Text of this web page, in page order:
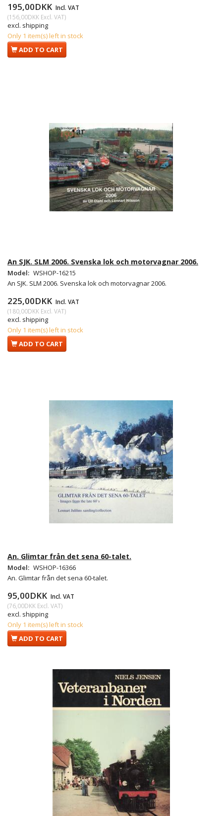
195,00DKK Incl. VAT
(156,00DKK Excl. VAT)
excl. shipping
Only 1 item(s) left in stock
ADD TO CART
An SJK. SLM 2006. Svenska lok och motorvagnar 2006.
Model: WSHOP-16215
An SJK. SLM 2006. Svenska lok och motorvagnar 2006.
225,00DKK Incl. VAT
(180,00DKK Excl. VAT)
excl. shipping
Only 1 item(s) left in stock
ADD TO CART
An. Glimtar från det sena 60-talet.
Model: WSHOP-16366
An. Glimtar från det sena 60-talet.
95,00DKK Incl. VAT
(76,00DKK Excl. VAT)
excl. shipping
Only 1 item(s) left in stock
ADD TO CART